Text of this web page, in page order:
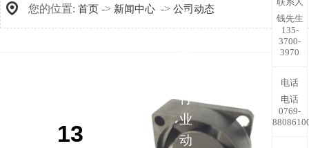
了
行
业
动
您的位置: 首页 -> 新闻中心 -> 公司动态
13
钱先生
135-
3700-
3970
电话
电话
0769-